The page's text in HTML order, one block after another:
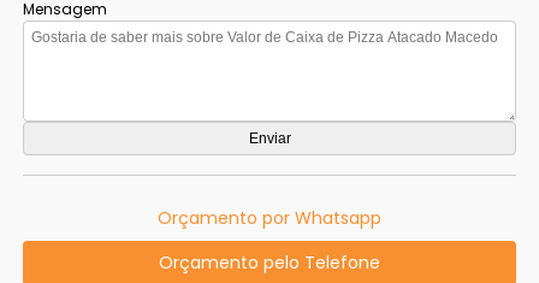
Mensagem
Orçamento por Whatsapp
Orçamento pelo Telefone